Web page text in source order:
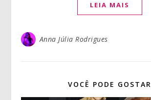
LEIA MAIS
Anna Júlia Rodrigues
VOCÊ PODE GOSTAR